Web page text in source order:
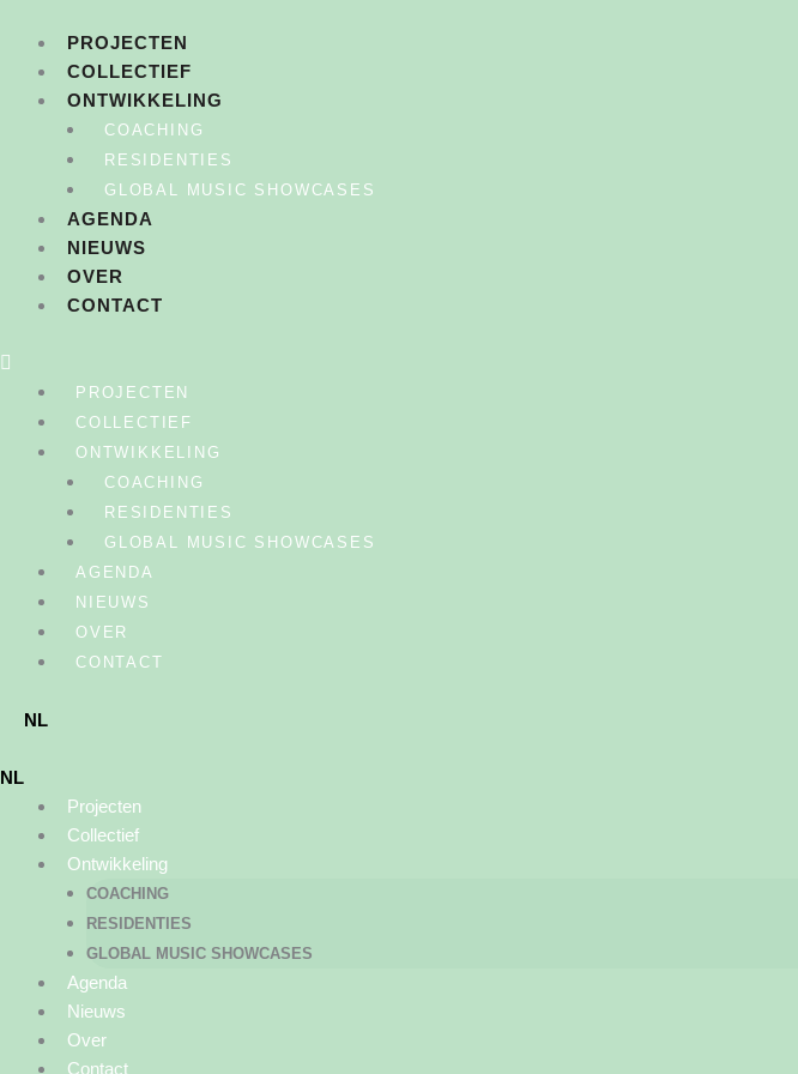
inhoud
PROJECTEN
COLLECTIEF
ONTWIKKELING
COACHING
RESIDENTIES
GLOBAL MUSIC SHOWCASES
AGENDA
NIEUWS
OVER
CONTACT
PROJECTEN
COLLECTIEF
ONTWIKKELING
COACHING
RESIDENTIES
GLOBAL MUSIC SHOWCASES
AGENDA
NIEUWS
OVER
CONTACT
NL
NL
Projecten
Collectief
Ontwikkeling
COACHING
RESIDENTIES
GLOBAL MUSIC SHOWCASES
Agenda
Nieuws
Over
Contact